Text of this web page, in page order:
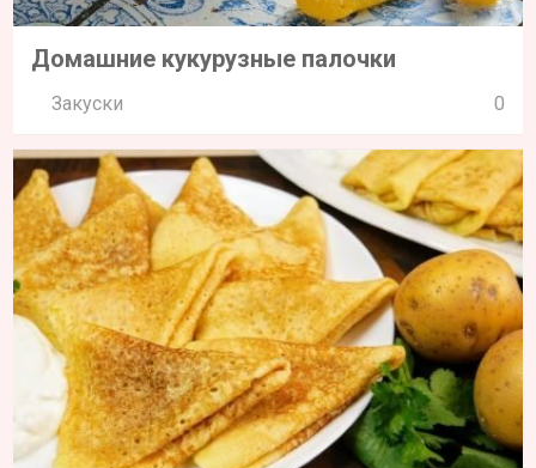
Домашние кукурузные палочки
Закуски 0